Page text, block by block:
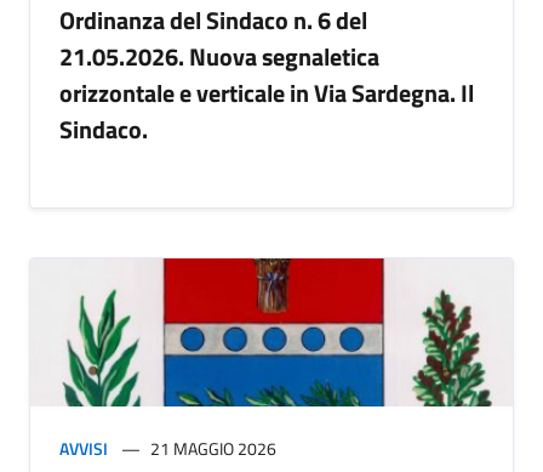
Ordinanza del Sindaco n. 6 del
21.05.2026. Nuova segnaletica
orizzontale e verticale in Via Sardegna. Il
Sindaco.
AVVISI 21 MAGGIO 2026